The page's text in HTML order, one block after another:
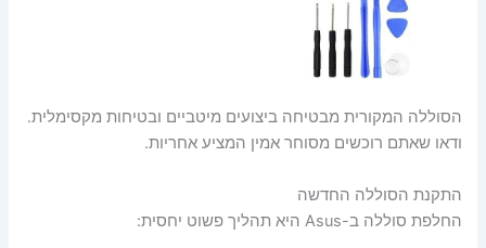
הסוללה המקורית מבטיחה ביצועים מיטביים ובטיחות מקסימלית.
ודאו שאתם רוכשים מסוחר אמין המציע אחריות.
התקנת הסוללה החדשה
החלפת סוללה ב-Asus היא תהליך פשוט יחסית: